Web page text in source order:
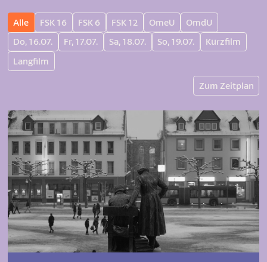
Alle FSK 16 FSK 6 FSK 12 OmeU
OmdU
Do, 16.07.
Fr, 17.07. Sa, 18.07. So, 19.07.
Kurzfilm
Langfilm
Zum Zeitplan